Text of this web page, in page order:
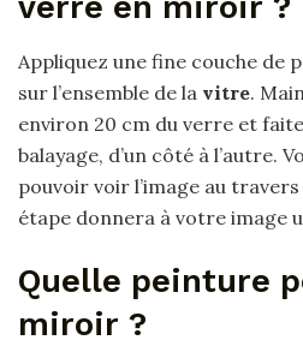
Appliquez une fine couche de
sur l’ensemble de la vitre.
environ 20 cm du verre et
balayage, d’un côté à l’autre.
pouvoir voir l’image au travers
étape donnera à votre image
Quelle peinture
miroir ?